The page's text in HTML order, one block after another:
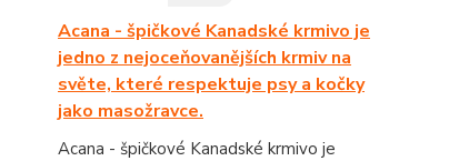
Acana - špičkové Kanadské krmivo je
jedno z nejoceňovanějších krmiv na
světe, které respektuje psy a kočky
jako masožravce.
Acana - špičkové Kanadské krmivo je